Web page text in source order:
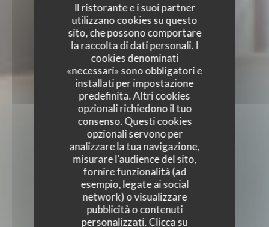
Il ristorante e i suoi partner
utilizzano cookies su questo
sito, che possono comportare
la raccolta di dati personali. I
cookies denominati
«necessari» sono obbligatori e
installati per impostazione
predefinita. Altri cookies
opzionali richiedono il tuo
consenso. Questi cookies
opzionali servono per
analizzare la tua navigazione,
misurare l'audience del sito,
fornire funzionalità (ad
esempio, legate ai social
network) o visualizzare
pubblicità o contenuti
personalizzati. Clicca su